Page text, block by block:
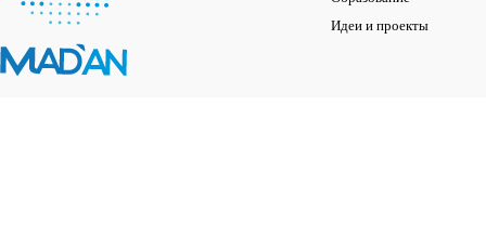
Идеи и проекты